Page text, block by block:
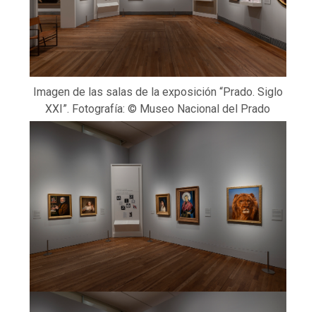
Imagen de las salas de la exposición “Prado. Siglo
XXI”. Fotografía: © Museo Nacional del Prado